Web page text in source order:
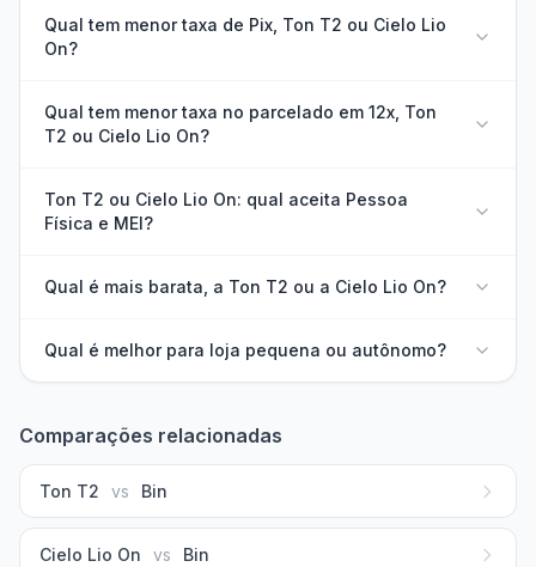
Qual tem menor taxa de Pix, Ton T2 ou Cielo Lio
On?
Qual tem menor taxa no parcelado em 12x, Ton
T2 ou Cielo Lio On?
Ton T2 ou Cielo Lio On: qual aceita Pessoa
Física e MEI?
Qual é mais barata, a Ton T2 ou a Cielo Lio On?
Qual é melhor para loja pequena ou autônomo?
Comparações relacionadas
Ton T2 vs Bin
Cielo Lio On vs Bin